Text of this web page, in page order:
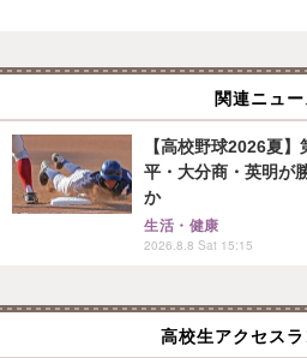
関連ニュー
【高校野球2026夏
平・大分商・英明が
か
生活・健康
2026.8.8 Sat 15:15
高校生アクセス